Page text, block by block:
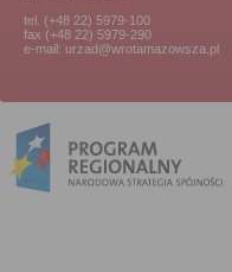
tel. (+48 22) 5979-100
fax (+48 22) 5979-290
e-mail: urzad@wrotamazowsza.pl